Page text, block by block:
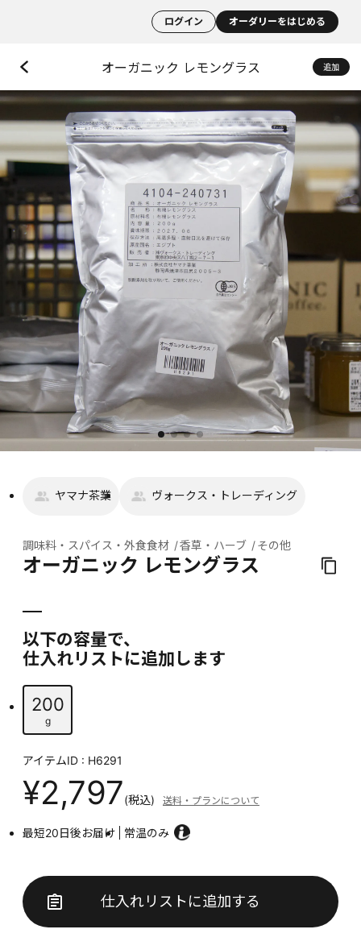
ログイン オーダリーをはじめる
オーガニック レモングラス 追加
ヤマナ茶業 ヴォークス・トレーディング
調味料・スパイス・外食食材 香草・ハーブ その他
オーガニック レモングラス
以下の容量で、
仕入れリストに追加します
200
g
アイテムID : H6291
¥2,797(税込) 送料・プランについて
最短20日後お届け 常温のみ
仕入れリストに追加する